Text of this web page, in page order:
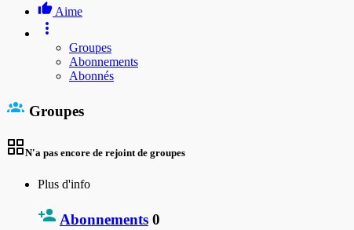
Aime
Groupes
Abonnements
Abonnés
Groupes
N'a pas encore de rejoint de groupes
Plus d'info
Abonnements 0